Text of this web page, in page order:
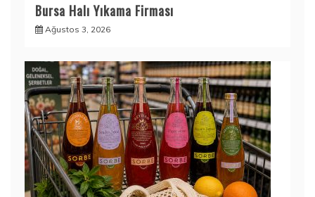
Bursa Halı Yıkama Firması
Ağustos 3, 2026